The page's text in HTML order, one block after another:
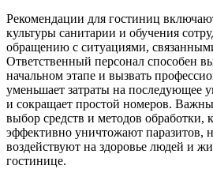
Рекомендации для гостиниц
культуры санитарии и обучения
обращению с ситуациями,
Ответственный персонал способен
начальном этапе и вызвать
уменьшает затраты на последующее
и сокращает простой номеров.
выбор средств и методов обработки,
эффективно уничтожают паразитов,
воздействуют на здоровье людей и
гостинице.